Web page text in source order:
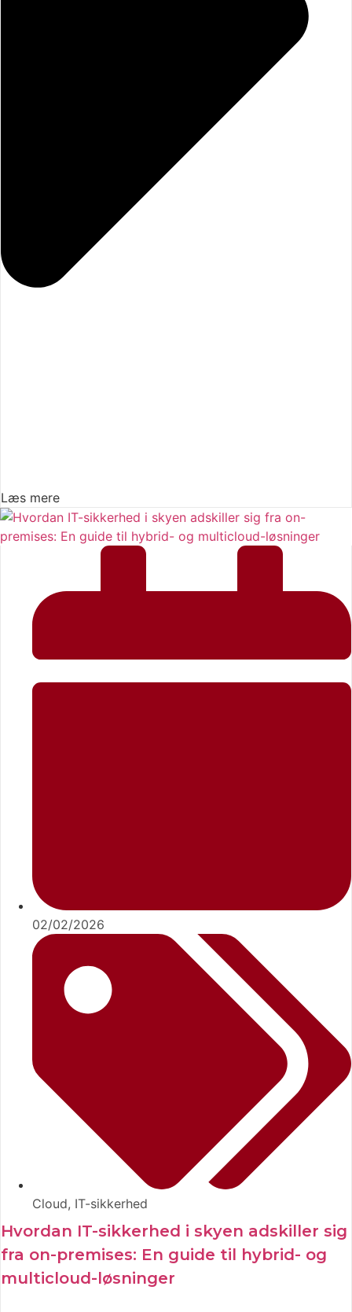
Læs mere
02/02/2026
Cloud, IT-sikkerhed
Hvordan IT-sikkerhed i skyen adskiller sig
fra on-premises: En guide til hybrid- og
multicloud-løsninger